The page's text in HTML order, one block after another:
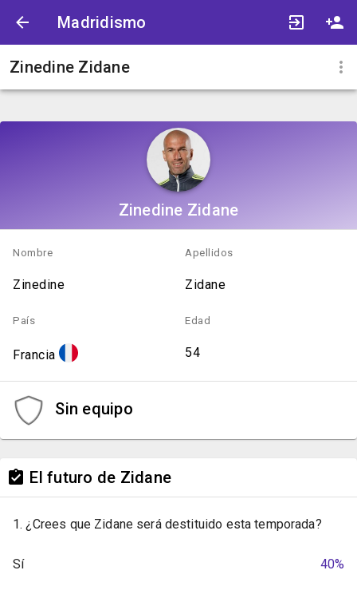
Madridismo
Zinedine Zidane
Zinedine Zidane
Nombre
Zinedine
Apellidos
Zidane
País
Francia
Edad
54
Sin equipo
El futuro de Zidane
1. ¿Crees que Zidane será destituido esta temporada?
Sí 40%